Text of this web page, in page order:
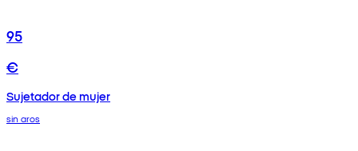
95
€
Sujetador de mujer
sin aros